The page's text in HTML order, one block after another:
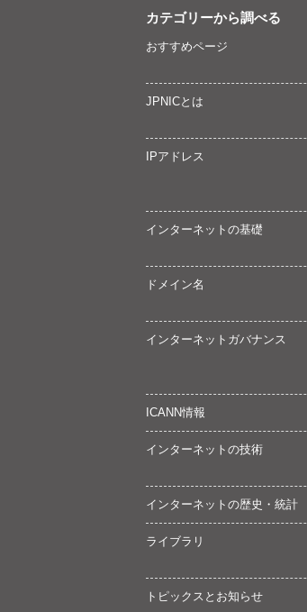
カテゴリーから調べる
おすすめページ
JPNICとは
IPアドレス
インターネットの基礎
ドメイン名
インターネットガバナンス
ICANN情報
インターネットの技術
インターネットの歴史・統計
ライブラリ
トピックスとお知らせ